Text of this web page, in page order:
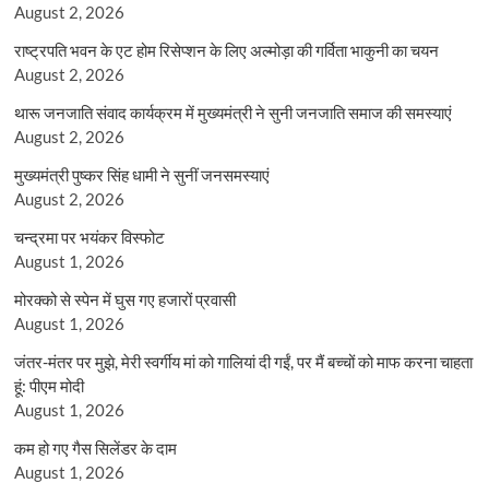
August 2, 2026
राष्ट्रपति भवन के एट होम रिसेप्शन के लिए अल्मोड़ा की गर्विता भाकुनी का चयन
August 2, 2026
थारू जनजाति संवाद कार्यक्रम में मुख्यमंत्री ने सुनी जनजाति समाज की समस्याएं
August 2, 2026
मुख्यमंत्री पुष्कर सिंह धामी ने सुनीं जनसमस्याएं
August 2, 2026
चन्द्रमा पर भयंकर विस्फोट
August 1, 2026
मोरक्को से स्पेन में घुस गए हजारों प्रवासी
August 1, 2026
जंतर-मंतर पर मुझे, मेरी स्वर्गीय मां को गालियां दी गईं, पर मैं बच्चों को माफ करना चाहता
हूं: पीएम मोदी
August 1, 2026
कम हो गए गैस सिलेंडर के दाम
August 1, 2026